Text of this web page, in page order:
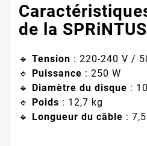
de la
🔹 Tension : 220-240 V /
🔹
Puissance : 250 W
🔹
Diamètre du disque :
🔹
Poids : 12,7 kg
🔹
Longueur du câble :